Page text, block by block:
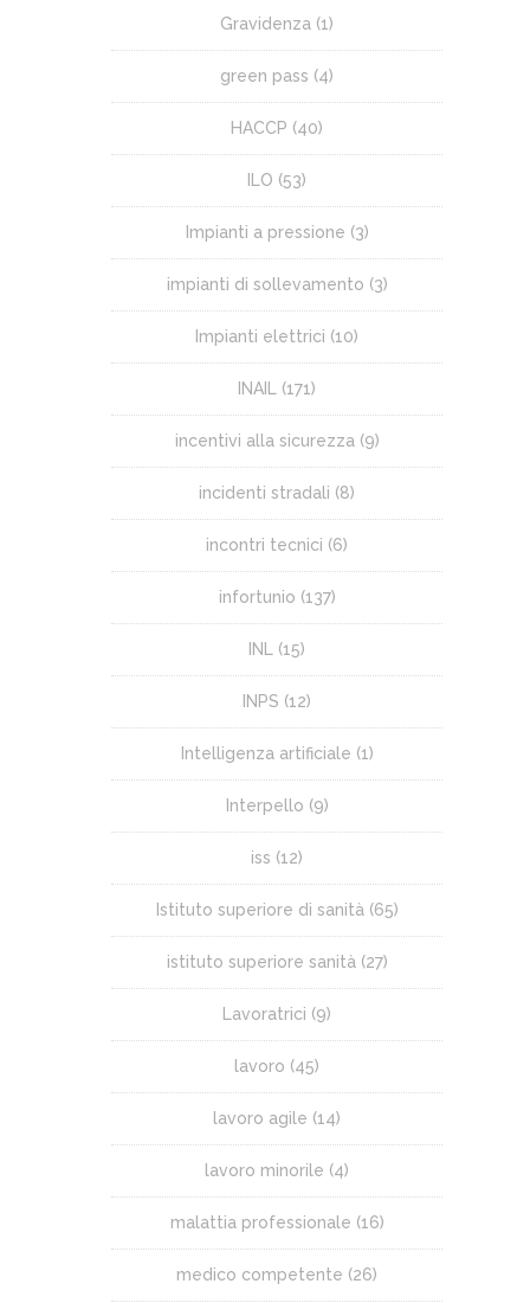
Gravidenza (1)
green pass (4)
HACCP (40)
ILO (53)
Impianti a pressione (3)
impianti di sollevamento (3)
Impianti elettrici (10)
INAIL (171)
incentivi alla sicurezza (9)
incidenti stradali (8)
incontri tecnici (6)
infortunio (137)
INL (15)
INPS (12)
Intelligenza artificiale (1)
Interpello (9)
iss (12)
Istituto superiore di sanità (65)
istituto superiore sanità (27)
Lavoratrici (9)
lavoro (45)
lavoro agile (14)
lavoro minorile (4)
malattia professionale (16)
medico competente (26)